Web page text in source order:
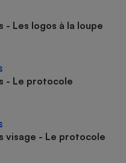
- Les logos à la loupe
- Le protocole
visage - Le protocole